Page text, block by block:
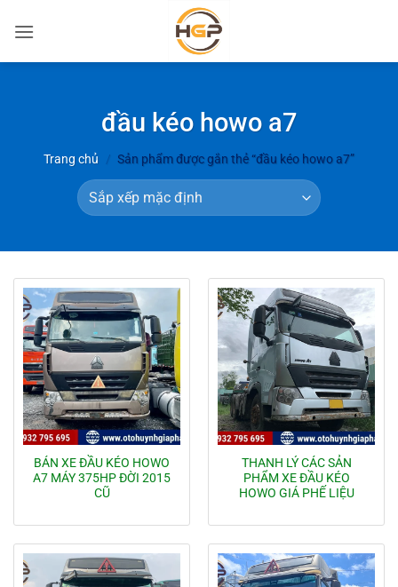
qua
đầu kéo howo a7
Trang chủ / Sản phẩm được gắn thẻ “đầu kéo howo a7”
BÁN XE ĐẦU KÉO HOWO
A7 MÁY 375HP ĐỜI 2015
CŨ
THANH LÝ CÁC SẢN
PHẨM XE ĐẦU KÉO
HOWO GIÁ PHẾ LIỆU